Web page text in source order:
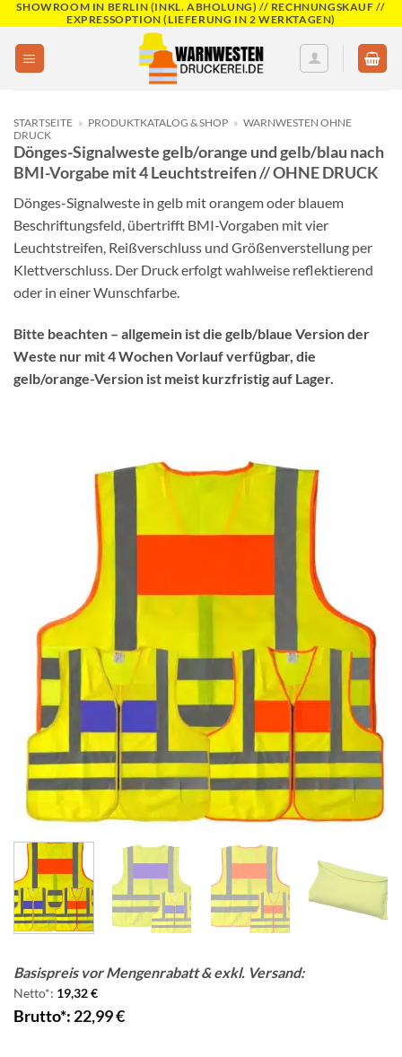
Skip
to
content
SHOWROOM IN BERLIN (INKL. ABHOLUNG) // RECHNUNGSKAUF //
EXPRESSOPTION (LIEFERUNG IN 2 WERKTAGEN)
STARTSEITE » PRODUKTKATALOG & SHOP » WARNWESTEN OHNE
DRUCK
Dönges-Signalweste gelb/orange und gelb/blau nach
BMI-Vorgabe mit 4 Leuchtstreifen // OHNE DRUCK
Dönges-Signalweste in gelb mit orangem oder blauem
Beschriftungsfeld, übertrifft BMI-Vorgaben mit vier
Leuchtstreifen, Reißverschluss und Größenverstellung per
Klettverschluss. Der Druck erfolgt wahlweise reflektierend
oder in einer Wunschfarbe.
Bitte beachten – allgemein ist die gelb/blaue Version der
Weste nur mit 4 Wochen Vorlauf verfügbar, die
gelb/orange-Version ist meist kurzfristig auf Lager.
Basispreis vor Mengenrabatt & exkl. Versand:
Netto*: 19,32€
Brutto*: 22,99€